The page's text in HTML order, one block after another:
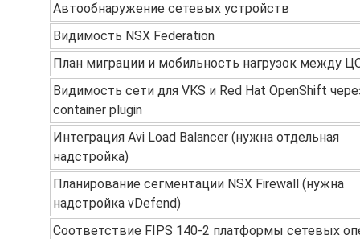
Автообнаружение сетевых устройств
Видимость NSX Federation
План миграции и мобильность нагрузок между
Видимость сети для VKS и Red Hat OpenShift
container plugin
Интеграция Avi Load Balancer (нужна отдельная
надстройка)
Планирование сегментации NSX Firewall (нужна
надстройка vDefend)
Соответствие FIPS 140-2 платформы сетевых